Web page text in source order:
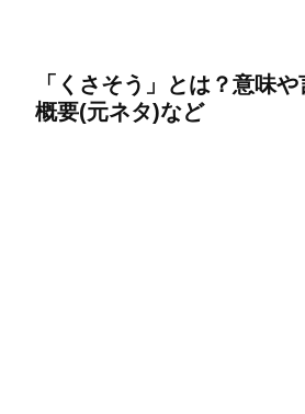
「くさそう」とは？意味や
概要(元ネタ)など